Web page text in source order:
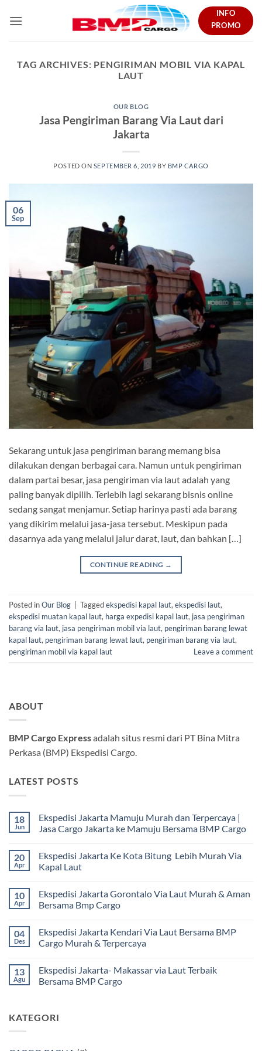
INFO
PROMO
TAG ARCHIVES: PENGIRIMAN MOBIL VIA KAPAL
LAUT
OUR BLOG
Jasa Pengiriman Barang Via Laut dari
Jakarta
POSTED ON SEPTEMBER 6, 2019 BY BMP CARGO
06
Sep
Sekarang untuk jasa pengiriman barang memang bisa
dilakukan dengan berbagai cara. Namun untuk pengiriman
dalam partai besar, jasa pengiriman via laut adalah yang
paling banyak dipilih. Terlebih lagi sekarang bisnis online
sedang sangat menjamur. Setiap harinya pasti ada barang
yang dikirim melalui jasa-jasa tersebut. Meskipun pada
dasarnya ada yang melalui jalur darat, laut, dan bahkan […]
CONTINUE READING →
Posted inOur Blog Taggedekspedisi kapal laut, ekspedisi laut,
ekspedisi muatan kapal laut, harga expedisi kapal laut, jasa pengiriman
barang via laut, jasa pengiriman mobil via laut, pengiriman barang lewat
kapal laut, pengiriman barang lewat laut, pengiriman barang via laut,
pengiriman mobil via kapal laut
Leave a comment
ABOUT
BMP Cargo Expressadalah situs resmi dari PT Bina Mitra
Perkasa (BMP) Ekspedisi Cargo.
LATEST POSTS
18
Jun
Ekspedisi Jakarta Mamuju Murah dan Terpercaya |
Jasa Cargo Jakarta ke Mamuju Bersama BMP Cargo
komentar
pada
Ekspedisi
Murah
dan
Terpercaya
Cargo
Jakarta
ke
BMP
Cargo
20
Apr
Ekspedisi Jakarta Ke Kota Bitung Lebih Murah Via
Kapal Laut
komentar
pada
Ekspedisi
Kota
Bitung
Lebih
Kapal
Laut
10
Apr
Ekspedisi Jakarta Gorontalo Via Laut Murah & Aman
Bersama Bmp Cargo
komentar
pada
Ekspedisi
Via
Laut
Murah
Bmp
Cargo
04
Des
Ekspedisi Jakarta Kendari Via Laut Bersama BMP
Cargo Murah & Terpercaya
komentar
pada
Ekspedisi
Laut
Bersama
13
Agu
Ekspedisi Jakarta- Makassar via Laut Terbaik
Bersama BMP Cargo
pada
Ekspedisi
KATEGORI